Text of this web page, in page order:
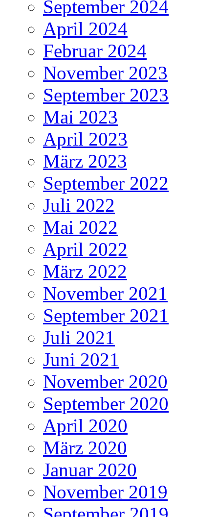
September 2024
April 2024
Februar 2024
November 2023
September 2023
Mai 2023
April 2023
März 2023
September 2022
Juli 2022
Mai 2022
April 2022
März 2022
November 2021
September 2021
Juli 2021
Juni 2021
November 2020
September 2020
April 2020
März 2020
Januar 2020
November 2019